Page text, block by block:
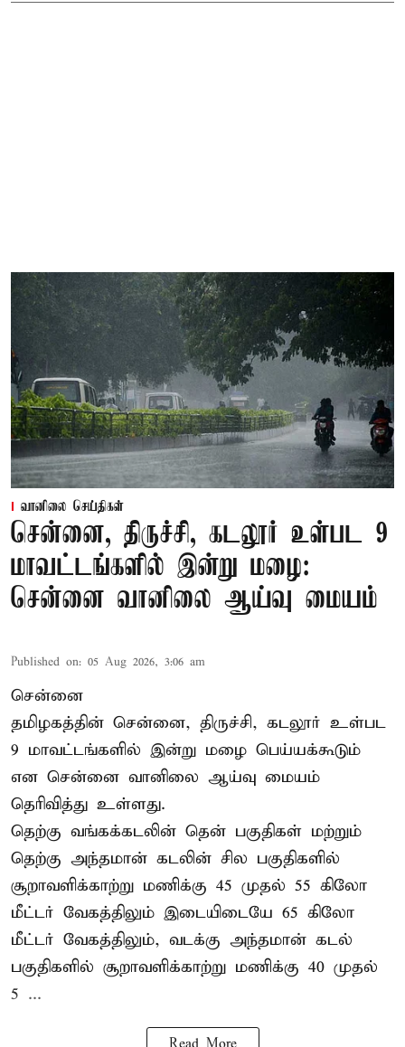
வானிலை செய்திகள்
சென்னை, திருச்சி, கடலூர் உள்பட 9
மாவட்டங்களில் இன்று மழை:
சென்னை வானிலை ஆய்வு மையம்
Published on: 05 Aug 2026, 3:06 am
சென்னை
தமிழகத்தின் சென்னை, திருச்சி, கடலூர் உள்பட
9 மாவட்டங்களில் இன்று மழை பெய்யக்கூடும்
என சென்னை வானிலை ஆய்வு மையம்
தெரிவித்து உள்ளது.
தெற்கு வங்கக்கடலின் தென் பகுதிகள் மற்றும்
தெற்கு அந்தமான் கடலின் சில பகுதிகளில்
சூறாவளிக்காற்று மணிக்கு 45 முதல் 55 கிலோ
மீட்டர் வேகத்திலும் இடையிடையே 65 கிலோ
மீட்டர் வேகத்திலும், வடக்கு அந்தமான் கடல்
பகுதிகளில் சூறாவளிக்காற்று மணிக்கு 40 முதல்
5 ...